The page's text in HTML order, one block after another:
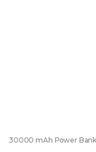
30000 mAh Power Bank